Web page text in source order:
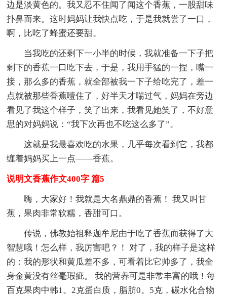
边是淡黄色的。我又忍不住闻了闻这个香蕉，一股甜味
扑鼻而来。这时妈妈让我快点吃，于是我就尝了一口，
啊，比吃了蜂蜜还要甜。
当我吃的还剩下一小半的时候，我就准备一下子把
剩下的香蕉一口吃下去，于是，我用手猛的一捏，嘴一
接，那么多的香蕉，就全部被我一下子给吃完了，差一
点就被那些香蕉噎住了，好半天才喘过气，妈妈在旁边
看见了我这个样子，笑了出来，我看见她笑了，不好意
思的对妈妈说：“我下次再也不吃这么多了”。
这就是我最喜欢吃的水果，几乎每次看到它，我都
缠着妈妈买上一点——香蕉。
说明文香蕉作文400字 篇5
嗨，大家好！我就是大名鼎鼎的香蕉！ 我又叫甘
蕉，果肉非常软糯，香甜可口。
传说，佛教始祖释迦牟尼由于吃了香蕉而获得了大
智慧哦！怎么样，我厉害吧？！ 对了，我的样子是这样
的：我的形状和黄瓜差不多，可看着比它帅多了，我全
身金黄没有丝毫瑕疵。 我的营养可是非常丰富的哦！每
百克果肉中韩1。2克蛋白质，脂肪0。5克，碳水化合物